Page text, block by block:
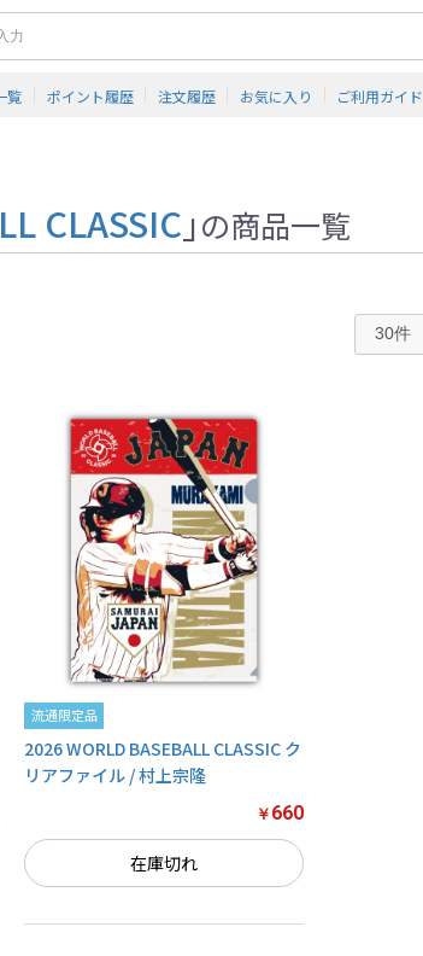
覧 ポイント履歴 注文履歴 お気に入り ご利用ガイド
CLASSIC 」の商品一覧
流通限定品
2026 WORLD BASEBALL CLASSIC ク
リアファイル / 村上宗隆
￥ 660
在庫切れ